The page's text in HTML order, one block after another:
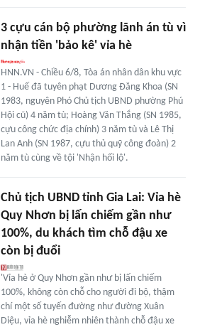
3 cựu cán bộ phường lãnh án tù vì
nhận tiền 'bảo kê' vỉa hè
HNN.VN - Chiều 6/8, Tòa án nhân dân khu vực
1 - Huế đã tuyên phạt Dương Đăng Khoa (SN
1983, nguyên Phó Chủ tịch UBND phường Phú
Hội cũ) 4 năm tù; Hoàng Văn Thắng (SN 1985,
cựu công chức địa chính) 3 năm tù và Lê Thị
Lan Anh (SN 1987, cựu thủ quỹ công đoàn) 2
năm tù cùng về tội 'Nhận hối lộ'.
Chủ tịch UBND tỉnh Gia Lai: Vỉa hè
Quy Nhơn bị lấn chiếm gần như
100%, du khách tìm chỗ đậu xe
còn bị đuổi
'Vỉa hè ở Quy Nhơn gần như bị lấn chiếm
100%, không còn chỗ cho người đi bộ, thậm
chí một số tuyến đường như đường Xuân
Diệu, vỉa hè nghiễm nhiên thành chỗ đậu xe